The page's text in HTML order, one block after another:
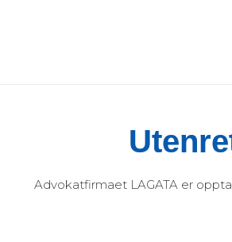
Advokatfirmaet LAGATA er